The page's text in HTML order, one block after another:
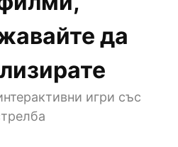
да
игри със